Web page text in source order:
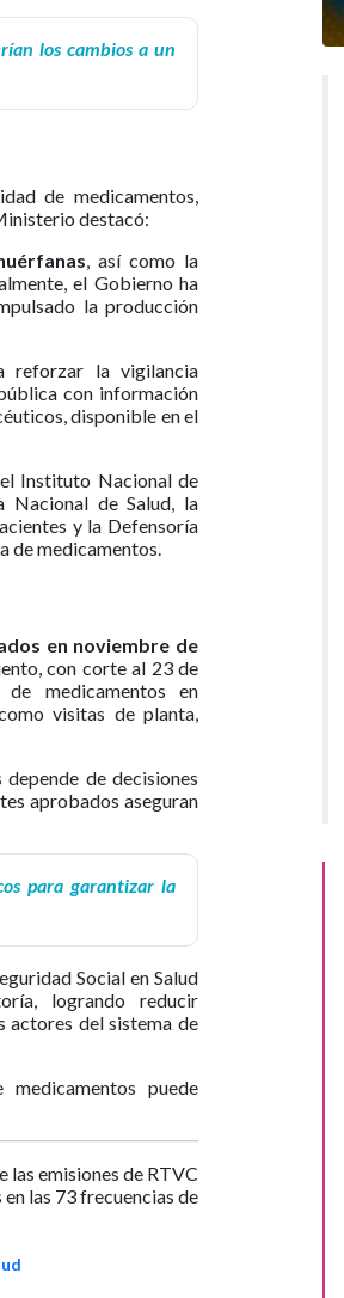
los cambios a un
de medicamentos,
destacó:
, así como la
el Gobierno ha
la producción
reforzar la vigilancia
con información
disponible en el
Instituto Nacional de
Nacional de Salud, la
y la Defensoría
de medicamentos.
en noviembre de
con corte al 23 de
medicamentos en
visitas de planta,
de decisiones
aprobados aseguran
para garantizar la
Social en Salud
logrando reducir
actores del sistema de
puede
las emisiones de RTVC
las 73 frecuencias de